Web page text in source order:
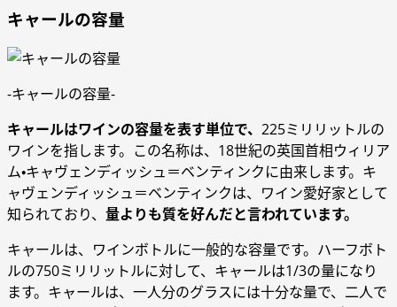
キャールの容量
-キャールの容量-
キャールはワインの容量を表す単位で、 225ミリリットルの
ワインを指します。この名称は、18世紀の英国首相ウィリア
ム・キャヴェンディッシュ＝ベンティンクに由来します。キ
ャヴェンディッシュ＝ベンティンクは、ワイン愛好家として
知られており、 量よりも質を好んだと言われています。
キャールは、ワインボトルに一般的な容量です。ハーフボト
ルの750ミリリットルに対して、キャールは1/3の量になり
ます。キャールは、一人分のグラスには十分な量で、二人で